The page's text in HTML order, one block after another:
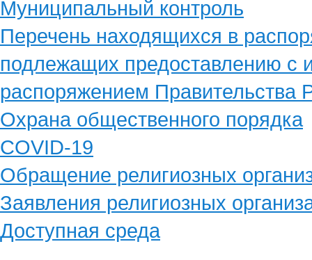
Муниципальный контроль
Перечень находящихся в
подлежащих предоставлению с
распоряжением
Охрана общественного порядка
COVID-19
Обращение религиозных
Заявления религиозных
Доступная среда